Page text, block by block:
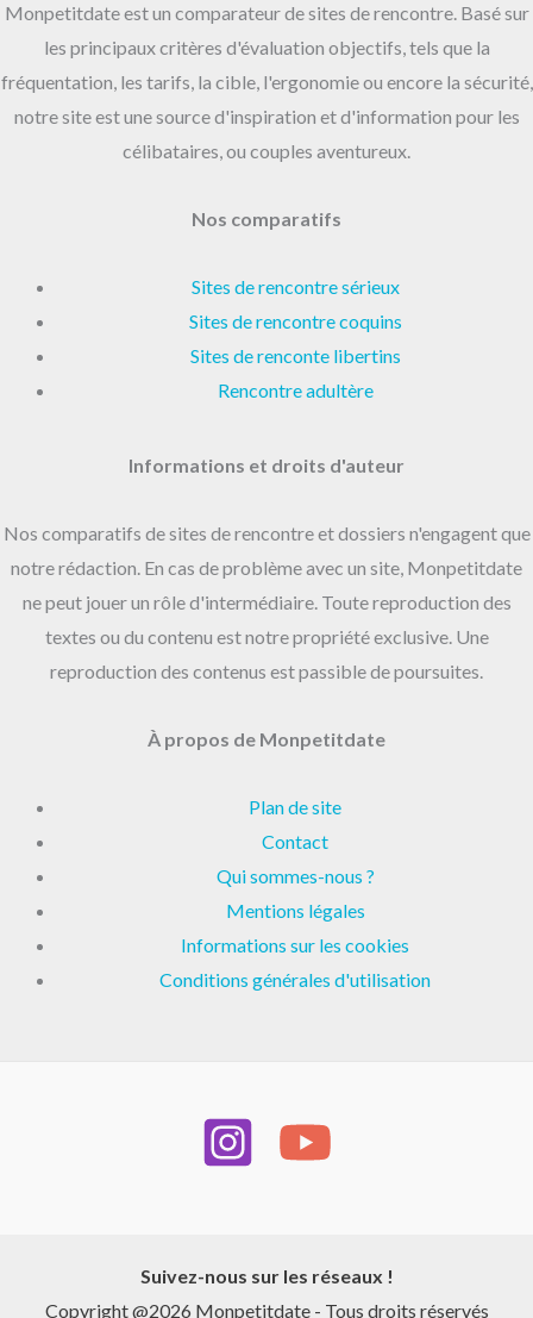
Monpetitdate est un comparateur de sites de rencontre. Basé sur
les principaux critères d'évaluation objectifs, tels que la
fréquentation, les tarifs, la cible, l'ergonomie ou encore la sécurité,
notre site est une source d'inspiration et d'information pour les
célibataires, ou couples aventureux.
Nos comparatifs
Sites de rencontre sérieux
Sites de rencontre coquins
Sites de renconte libertins
Rencontre adultère
Informations et droits d'auteur
Nos comparatifs de sites de rencontre et dossiers n'engagent que
notre rédaction. En cas de problème avec un site, Monpetitdate
ne peut jouer un rôle d'intermédiaire. Toute reproduction des
textes ou du contenu est notre propriété exclusive. Une
reproduction des contenus est passible de poursuites.
À propos de Monpetitdate
Plan de site
Contact
Qui sommes-nous ?
Mentions légales
Informations sur les cookies
Conditions générales d'utilisation
Suivez-nous sur les réseaux !
Copyright @2026 Monpetitdate - Tous droits réservés